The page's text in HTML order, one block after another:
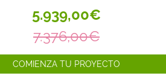
5.939,00€
7.376,00€
COMIENZA TU PROYECTO